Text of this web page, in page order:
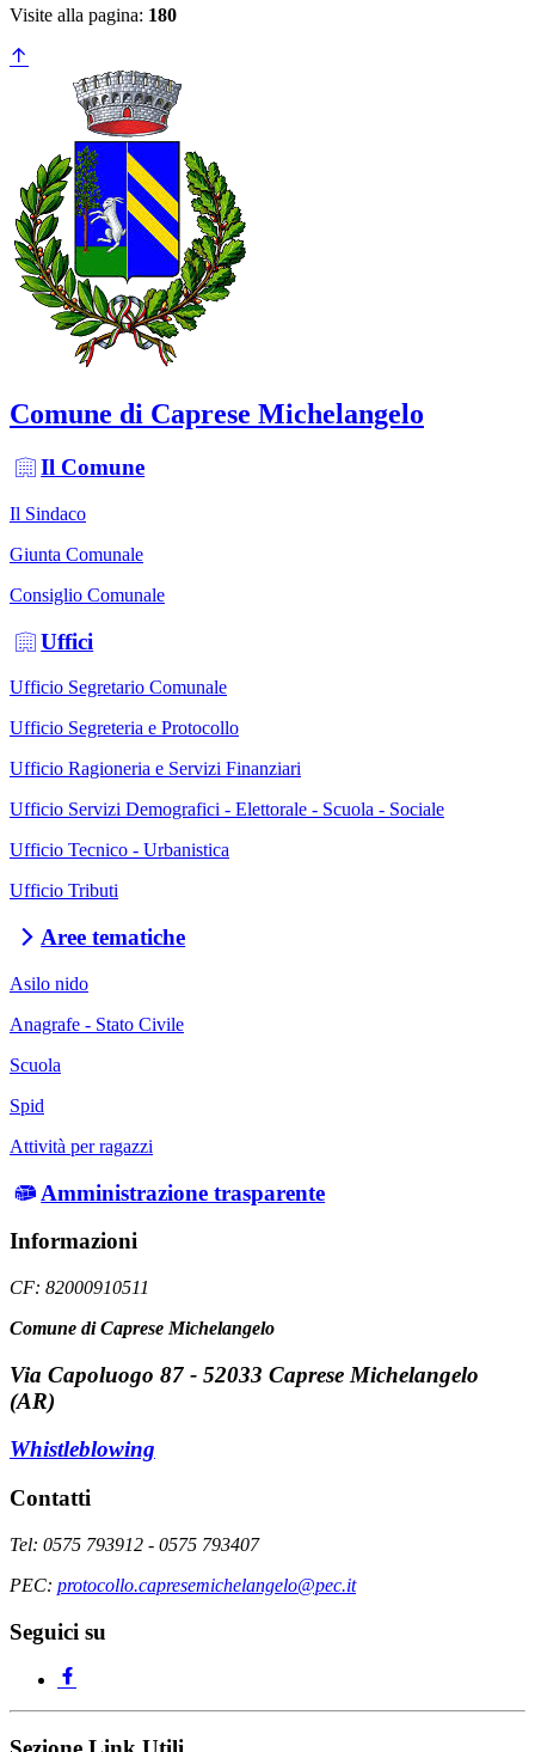
Visite alla pagina: 180
Comune di Caprese Michelangelo
Il Comune
Il Sindaco
Giunta Comunale
Consiglio Comunale
Uffici
Ufficio Segretario Comunale
Ufficio Segreteria e Protocollo
Ufficio Ragioneria e Servizi Finanziari
Ufficio Servizi Demografici - Elettorale - Scuola - Sociale
Ufficio Tecnico - Urbanistica
Ufficio Tributi
Aree tematiche
Asilo nido
Anagrafe - Stato Civile
Scuola
Spid
Attività per ragazzi
Amministrazione trasparente
Informazioni
CF: 82000910511
Comune di Caprese Michelangelo
Via Capoluogo 87 - 52033 Caprese Michelangelo
(AR)
Whistleblowing
Contatti
Tel: 0575 793912 - 0575 793407
PEC: protocollo.capresemichelangelo@pec.it
Seguici su